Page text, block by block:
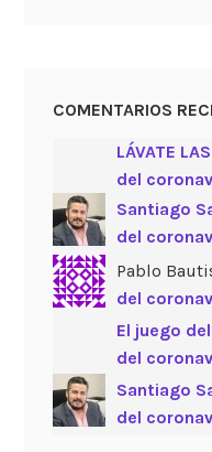
COMENTARIOS
LÁVATE
del
Santiago
del
Pablo
del
El juego
del
Santiago
del